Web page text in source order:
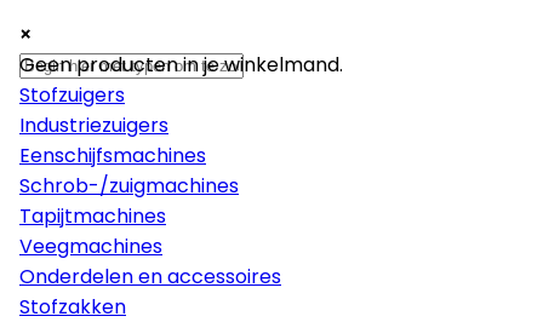
×
Machines
Stofzuigers
Industriezuigers
Eenschijfsmachines
Schrob-/zuigmachines
Tapijtmachines
Veegmachines
Onderdelen en accessoires
Stofzakken
×
×
Geen producten in je winkelmand.